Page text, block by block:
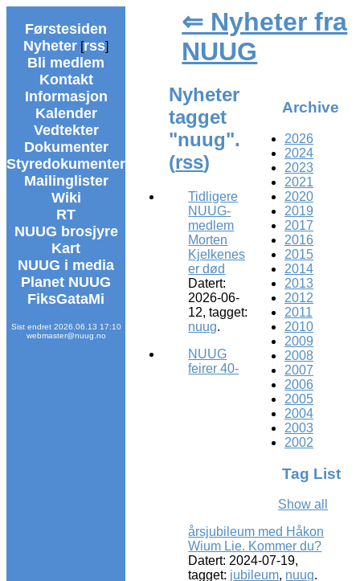
Førstesiden
Nyheter [rss]
Bli medlem
Kontakt
Informasjon
Kalender
Vedtekter
Dokumenter
Styredokumenter
Mailinglister
Wiki
RT
NUUG brosjyre
Kart
NUUG i media
Planet NUUG
FiksGataMi
Sist endret 2026.06.13 17:10
webmaster@nuug.no
⇐ Nyheter fra
NUUG
Archive
2026
2024
2023
2021
2020
2019
2017
2016
2015
2014
2013
2012
2011
2010
2009
2008
2007
2006
2005
2004
2003
2002
Tag List
Show all
Nyheter
tagget
"nuug".
(rss)
Tidligere
NUUG-
medlem
Morten
Kjelkenes
er død
Datert:
2026-06-
12, tagget:
nuug.
NUUG
feirer 40-
årsjubileum med Håkon
Wium Lie. Kommer du?
Datert: 2024-07-19,
tagget: jubileum, nuug.